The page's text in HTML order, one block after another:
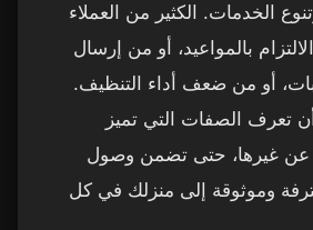
الخدمات. الكثير من العملاء
بالمواعيد، أو من إرسال
أو من ضعف أداء التنظيف.
تعرف الصفات التي تميز
عن غيرها، حتى تضمن وصول
وموثوقة إلى منزلك في كل